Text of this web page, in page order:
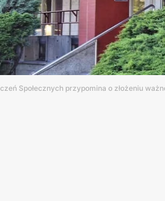
Społecznych przypomina o złożeniu